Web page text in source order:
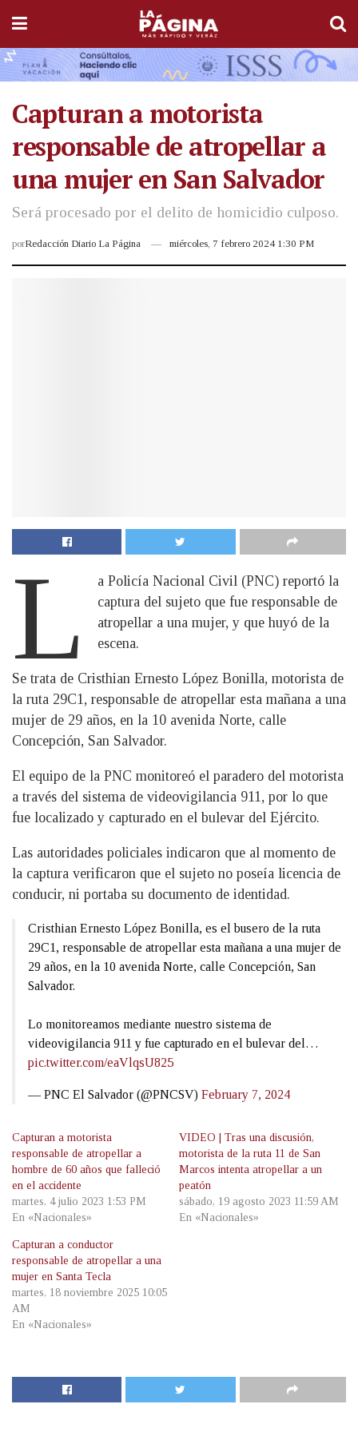
Capturan a motorista
responsable de atropellar a
una mujer en San Salvador
Será procesado por el delito de homicidio culposo.
porRedacción Diario La Página miércoles, 7 febrero 2024 1:30 PM
L
a Policía Nacional Civil (PNC) reportó la
captura del sujeto que fue responsable de
atropellar a una mujer, y que huyó de la
escena.
Se trata de Cristhian Ernesto López Bonilla, motorista de
la ruta 29C1, responsable de atropellar esta mañana a una
mujer de 29 años, en la 10 avenida Norte, calle
Concepción, San Salvador.
El equipo de la PNC monitoreó el paradero del motorista
a través del sistema de videovigilancia 911, por lo que
fue localizado y capturado en el bulevar del Ejército.
Las autoridades policiales indicaron que al momento de
la captura verificaron que el sujeto no poseía licencia de
conducir, ni portaba su documento de identidad.
Cristhian Ernesto López Bonilla, es el busero de la ruta
29C1, responsable de atropellar esta mañana a una mujer de
29 años, en la 10 avenida Norte, calle Concepción, San
Salvador.
Lo monitoreamos mediante nuestro sistema de
videovigilancia 911 y fue capturado en el bulevar del…
pic.twitter.com/eaVlqsU825
— PNC El Salvador (@PNCSV) February 7, 2024
Capturan a motorista
responsable de atropellar a
hombre de 60 años que falleció
en el accidente
martes, 4 julio 2023 1:53 PM
En «Nacionales»
VIDEO | Tras una discusión,
motorista de la ruta 11 de San
Marcos intenta atropellar a un
peatón
sábado, 19 agosto 2023 11:59 AM
En «Nacionales»
Capturan a conductor
responsable de atropellar a una
mujer en Santa Tecla
martes, 18 noviembre 2025 10:05
AM
En «Nacionales»